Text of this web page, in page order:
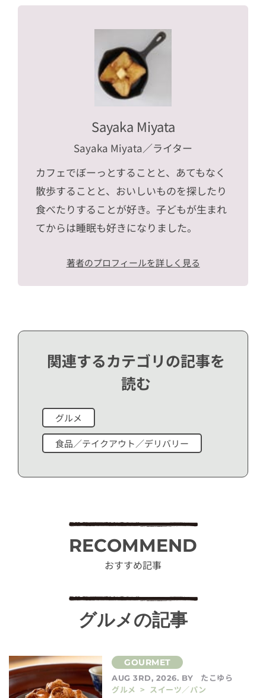
Sayaka Miyata
Sayaka Miyata／ライター
カフェでぼーっとすることと、あてもなく
散歩することと、おいしいものを探したり
食べたりすることが好き。子どもが生まれ
てからは睡眠も好きになりました。
著者のプロフィールを詳しく見る
関連するカテゴリの記事を
読む
グルメ
食品／テイクアウト／デリバリー
RECOMMEND
おすすめ記事
グルメの記事
AUG 3RD, 2026. BY
たこゆら
グルメ > スイーツ／パン